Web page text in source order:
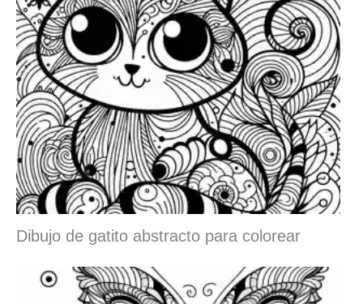
Dibujo de gatito abstracto para colorear